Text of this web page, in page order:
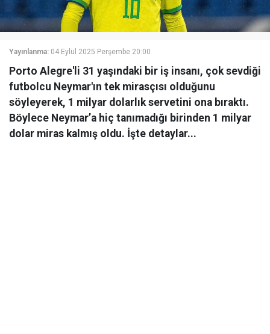
Yayınlanma: 04 Eylül 2025 Perşembe 20:00
Porto Alegre'li 31 yaşındaki bir iş insanı, çok sevdiği
futbolcu Neymar'ın tek mirasçısı olduğunu
söyleyerek, 1 milyar dolarlık servetini ona bıraktı.
Böylece Neymar’a hiç tanımadığı birinden 1 milyar
dolar miras kalmış oldu. İşte detaylar...